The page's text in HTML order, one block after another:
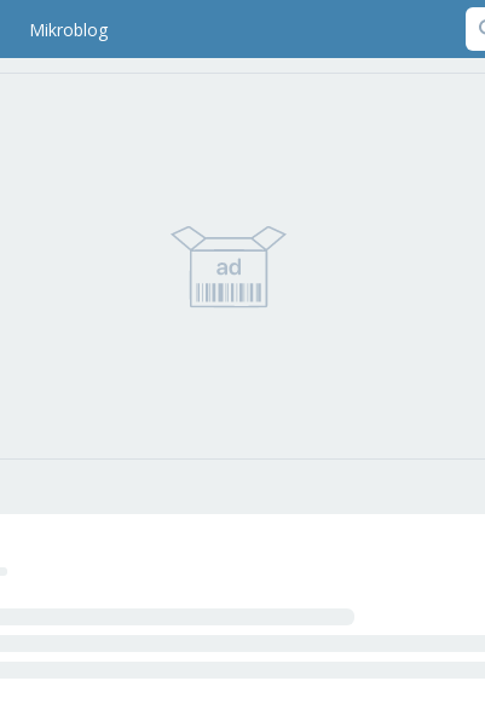
Mikroblog